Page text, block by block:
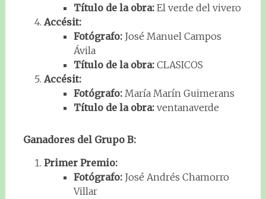
Título de la obra:El verde del vivero
Accésit:
Fotógrafo:José Manuel Campos
Ávila
Título de la obra:CLASICOS
Accésit:
Fotógrafo:María Marín Guimerans
Título de la obra:ventanaverde
Ganadores del Grupo B:
Primer Premio:
Fotógrafo:José Andrés Chamorro
Villar